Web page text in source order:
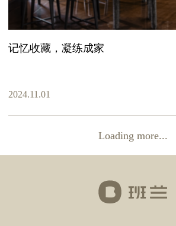
记忆收藏，凝练成家
2024.11.01
Loading more...